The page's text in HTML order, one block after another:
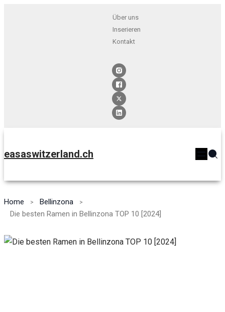
Über uns
Inserieren
Kontakt
easaswitzerland.ch
Home
Bellinzona
Die besten Ramen in Bellinzona TOP 10 [2024]